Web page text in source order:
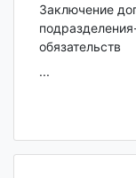
Заключение
обязательств
...